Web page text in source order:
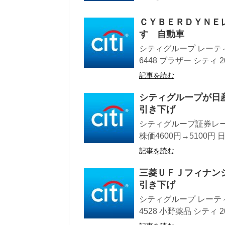
ＣＹＢＥＲＤＹＮ
すゞ自動車
シティグループ レー
6448 ブラザー シティ
記事を読む
シティグループが日
引き下げ
シティグループ証券
株価4600円→5100円
記事を読む
三菱ＵＦＪフィナン
引き下げ
シティグループ レー
4528 小野薬品 シティ